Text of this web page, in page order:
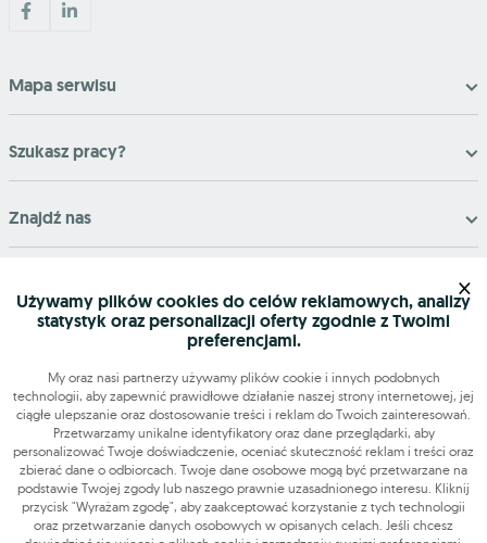
Mapa serwisu
Szukasz pracy?
Znajdź nas
OLX-praca © 2026. Wszelkie prawa zastrzeżone.
Praca dodatkowa i sezonowa
Używamy plików cookies do celów reklamowych, analizy
statystyk oraz personalizacji oferty zgodnie z Twoimi
preferencjami.
My oraz nasi partnerzy używamy plików cookie i innych podobnych
technologii, aby zapewnić prawidłowe działanie naszej strony internetowej, jej
ciągłe ulepszanie oraz dostosowanie treści i reklam do Twoich zainteresowań.
Przetwarzamy unikalne identyfikatory oraz dane przeglądarki, aby
personalizować Twoje doświadczenie, oceniać skuteczność reklam i treści oraz
zbierać dane o odbiorcach. Twoje dane osobowe mogą być przetwarzane na
podstawie Twojej zgody lub naszego prawnie uzasadnionego interesu. Kliknij
przycisk "Wyrażam zgodę", aby zaakceptować korzystanie z tych technologii
oraz przetwarzanie danych osobowych w opisanych celach. Jeśli chcesz
×